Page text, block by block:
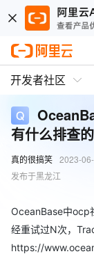
开发者社区
有什么排查
真的很搞笑 2023-
发布于黑龙江
OceanBase中ocp
经重试过N次，
https://